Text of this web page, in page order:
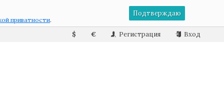
приватности.
Подтверждаю
$ € Регистрация Вход